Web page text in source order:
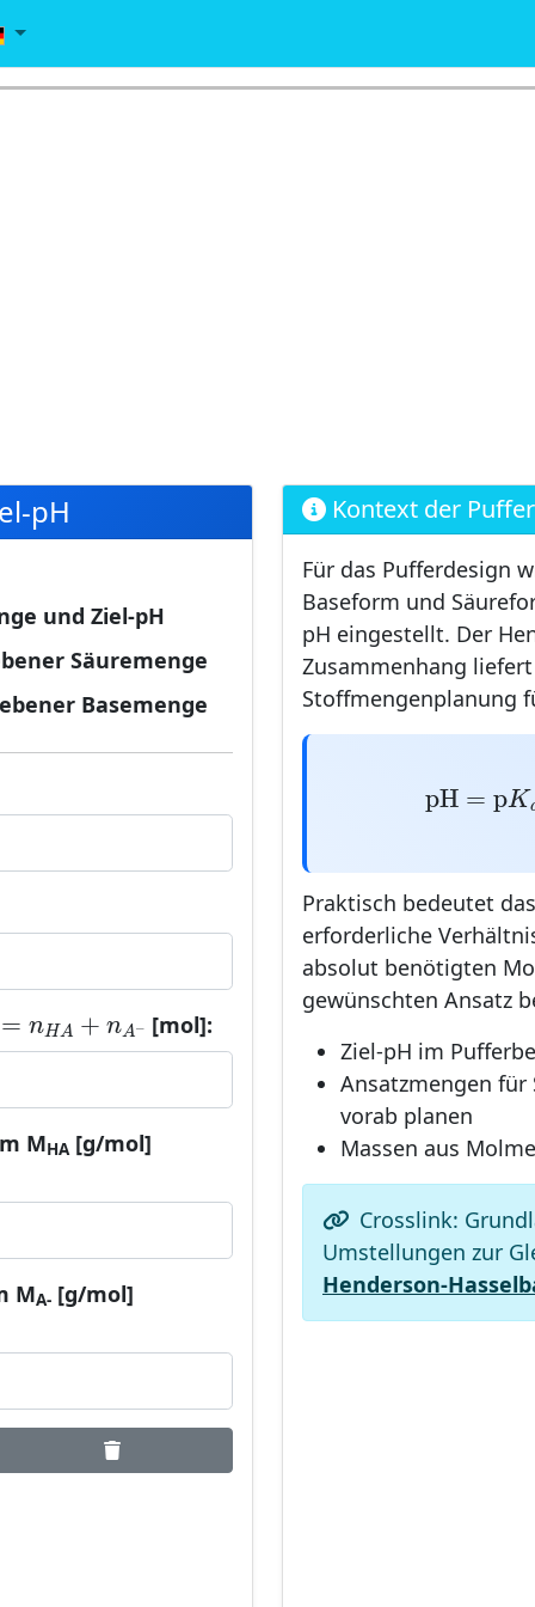
pH
und Ziel-pH
Säuremenge
Basemenge
= nHA + nA−
+ −
[mol]:
MHA[g/mol]
MA-[g/mol]
Kontext der
Für das Pufferdesign
Baseform und
pH eingestellt. Der
Zusammenhang
Stoffmengenplanung
pH=pKa+
Praktisch bedeutet
erforderliche
absolut benötigten
gewünschten Ansatz
Ziel-pH im
Ansatzmengen für
vorab planen
Massen aus
Crosslink:
Umstellungen zur
Henderson-